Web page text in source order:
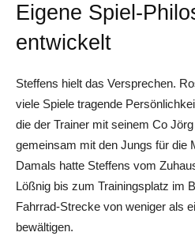
Eigene Spiel-
entwickelt
Steffens hielt das Versprechen.
viele Spiele tragende
die der Trainer mit seinem Co
gemeinsam mit den Jungs für die
Damals hatte Steffens vom
Lößnig bis zum Trainingsplatz im
Fahrrad-Strecke von weniger als
bewältigen.